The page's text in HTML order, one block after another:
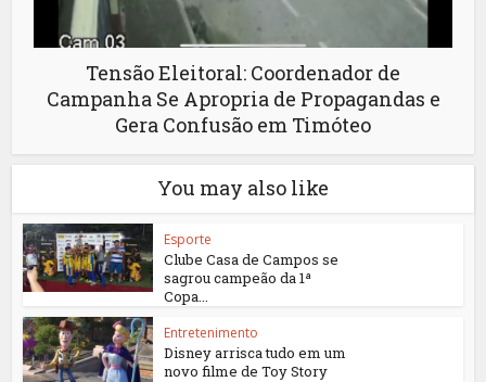
Tensão Eleitoral: Coordenador de
Campanha Se Apropria de Propagandas e
Gera Confusão em Timóteo
You may also like
Esporte
Clube Casa de Campos se
sagrou campeão da 1ª
Copa...
Entretenimento
Disney arrisca tudo em um
novo filme de Toy Story